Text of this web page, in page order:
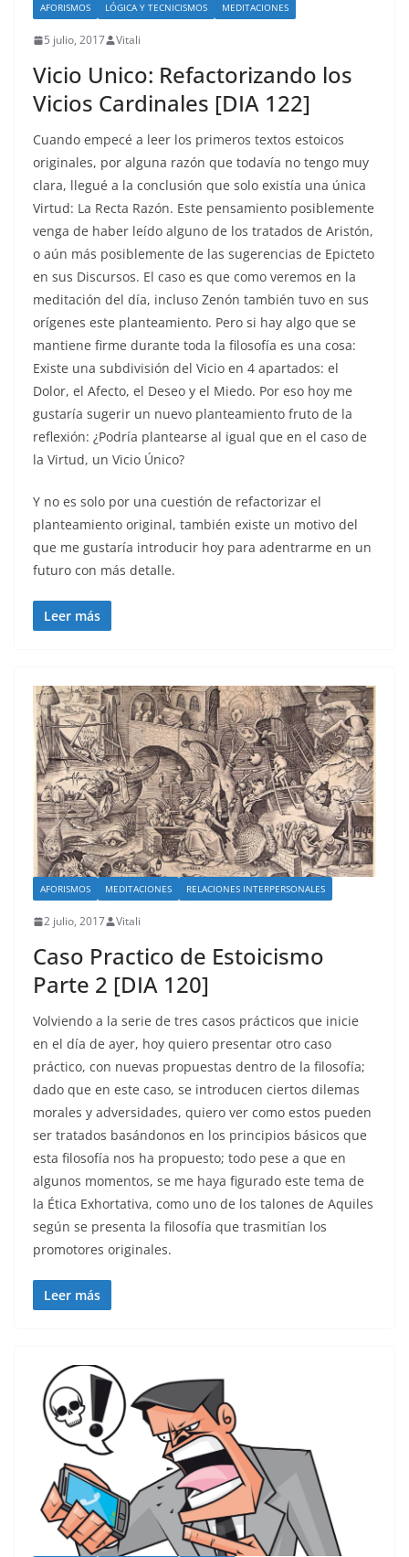
AFORISMOS LÓGICA Y TECNICISMOS MEDITACIONES
5 julio, 2017 Vitali
Vicio Unico: Refactorizando los
Vicios Cardinales [DIA 122]
Cuando empecé a leer los primeros textos estoicos
originales, por alguna razón que todavía no tengo muy
clara, llegué a la conclusión que solo existía una única
Virtud: La Recta Razón. Este pensamiento posiblemente
venga de haber leído alguno de los tratados de Aristón,
o aún más posiblemente de las sugerencias de Epicteto
en sus Discursos. El caso es que como veremos en la
meditación del día, incluso Zenón también tuvo en sus
orígenes este planteamiento. Pero si hay algo que se
mantiene firme durante toda la filosofía es una cosa:
Existe una subdivisión del Vicio en 4 apartados: el
Dolor, el Afecto, el Deseo y el Miedo. Por eso hoy me
gustaría sugerir un nuevo planteamiento fruto de la
reflexión: ¿Podría plantearse al igual que en el caso de
la Virtud, un Vicio Único?
Y no es solo por una cuestión de refactorizar el
planteamiento original, también existe un motivo del
que me gustaría introducir hoy para adentrarme en un
futuro con más detalle.
Leer más
AFORISMOS MEDITACIONES RELACIONES INTERPERSONALES
2 julio, 2017 Vitali
Caso Practico de Estoicismo
Parte 2 [DIA 120]
Volviendo a la serie de tres casos prácticos que inicie
en el día de ayer, hoy quiero presentar otro caso
práctico, con nuevas propuestas dentro de la filosofía;
dado que en este caso, se introducen ciertos dilemas
morales y adversidades, quiero ver como estos pueden
ser tratados basándonos en los principios básicos que
esta filosofía nos ha propuesto; todo pese a que en
algunos momentos, se me haya figurado este tema de
la Ética Exhortativa, como uno de los talones de Aquiles
según se presenta la filosofía que trasmitían los
promotores originales.
Leer más